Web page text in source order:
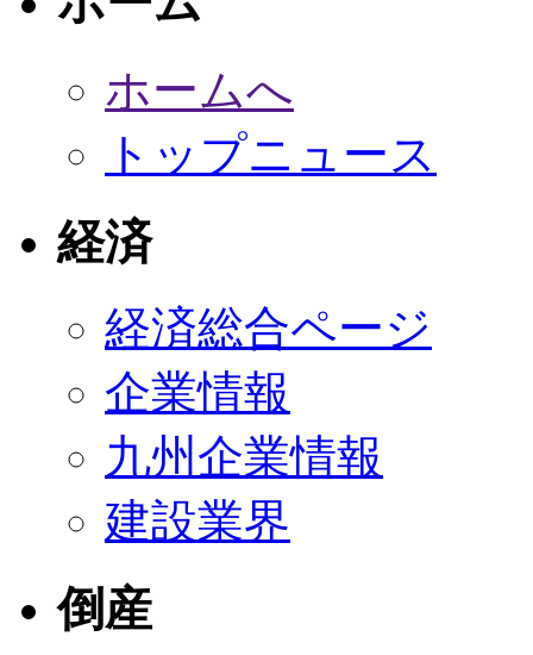
ホームへ
トップニュース
経済
経済総合ページ
企業情報
九州企業情報
建設業界
倒産